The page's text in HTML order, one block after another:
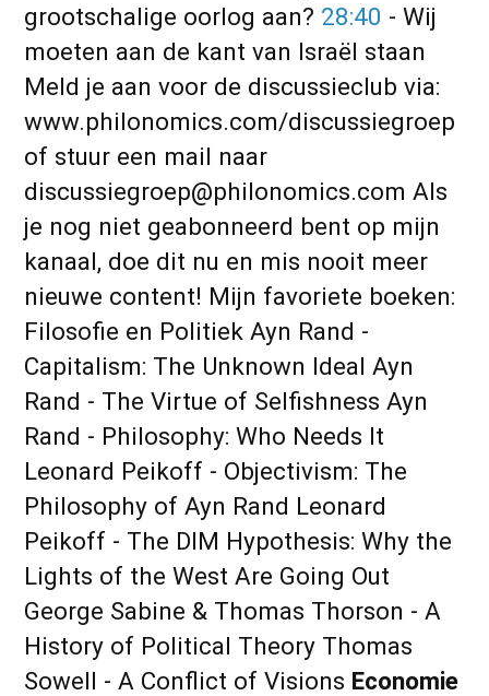
grootschalige oorlog aan? 28:40 - Wij
moeten aan de kant van Israël staan
Meld je aan voor de discussieclub via:
www.philonomics.com/discussiegroep
of stuur een mail naar
discussiegroep@philonomics.com Als
je nog niet geabonneerd bent op mijn
kanaal, doe dit nu en mis nooit meer
nieuwe content! Mijn favoriete boeken:
Filosofie en Politiek Ayn Rand -
Capitalism: The Unknown Ideal Ayn
Rand - The Virtue of Selfishness Ayn
Rand - Philosophy: Who Needs It
Leonard Peikoff - Objectivism: The
Philosophy of Ayn Rand Leonard
Peikoff - The DIM Hypothesis: Why the
Lights of the West Are Going Out
George Sabine & Thomas Thorson - A
History of Political Theory Thomas
Sowell - A Conflict of Visions Economie